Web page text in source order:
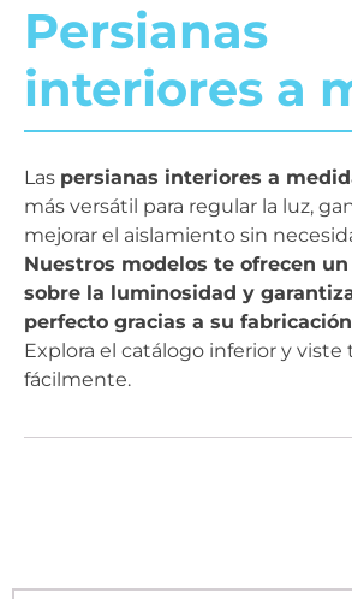
Persianas
interiores a
Las persianas interiores a
más versátil para regular la luz,
mejorar el aislamiento sin
Nuestros modelos te ofrecen
sobre la luminosidad y
perfecto gracias a su
Explora el catálogo inferior y viste
fácilmente.